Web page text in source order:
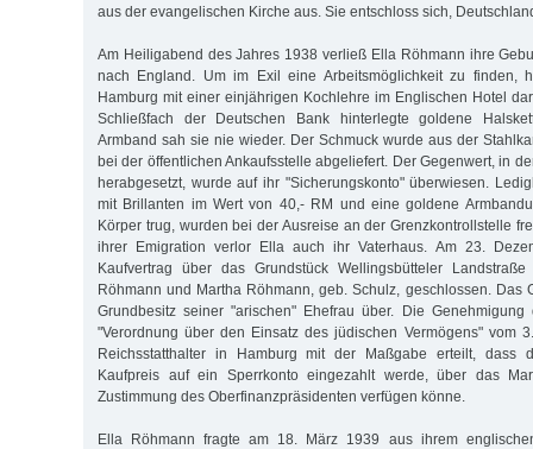
aus der evangelischen Kirche aus. Sie entschloss sich,
Am Heiligabend des Jahres 1938 verließ Ella Röhmann ihre
nach England. Um im Exil eine Arbeitsmöglichkeit zu finden,
Hamburg mit einer einjährigen Kochlehre im Englischen Hotel
Schließfach der Deutschen Bank hinterlegte goldene
Armband sah sie nie wieder. Der Schmuck wurde aus der
bei der öffentlichen Ankaufsstelle abgeliefert. Der Gegenwert, in
herabgesetzt, wurde auf ihr "Sicherungskonto" überwiesen.
mit Brillanten im Wert von 40,- RM und eine goldene
Körper trug, wurden bei der Ausreise an der Grenzkontrollstelle
ihrer Emigration verlor Ella auch ihr Vaterhaus. Am 23.
Kaufvertrag über das Grundstück Wellingsbütteler
Röhmann und Martha Röhmann, geb. Schulz, geschlossen. Das
Grundbesitz seiner "arischen" Ehefrau über. Die
"Verordnung über den Einsatz des jüdischen Vermögens" vom
Reichsstatthalter in Hamburg mit der Maßgabe erteilt, dass
Kaufpreis auf ein Sperrkonto eingezahlt werde, über das
Zustimmung des Oberfinanzpräsidenten verfügen könne.
Ella Röhmann fragte am 18. März 1939 aus ihrem